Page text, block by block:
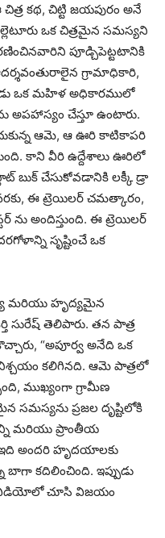
కథ, చిట్టి జయపురం అనే
ఒక చిత్రమైన సమస్యని
పూడ్చిపెట్టటానికి
గ్రామాధికారి,
ఒక మహిళ అధికారములో
అపహాస్యం చేస్తూ ఉంటారు.
ఆమె, ఆ ఊరి కాటికాపరి
కాని వీరి ఉద్దేశాలు ఊరిలో
బుక్ చేసుకోవడానికి లక్కీ డ్రా
ఈ ట్రెయిలర్ చమత్కారం,
అందిస్తుంది. ఈ ట్రెయిలర్
సృష్టించే ఒక
మరియు హృద్యమైన
సురేష్ తెలిపారు. తన పాత్ర
“అపూర్వ అనేది ఒక
కలిగినది. ఆమె పాత్రలో
ముఖ్యంగా గ్రామీణ
సమస్యను ప్రజల దృష్టిలోకి
మరియు ప్రాంతీయ
అందరి హృదయాలకు
బాగా కదిలించింది. ఇప్పుడు
వీడియోలో చూసి విజయం